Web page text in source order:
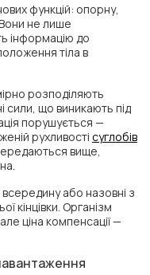
функцій: опорну,
не лише
інформацію до
тіла в
розподіляють
сили, що виникають під
порушується —
рухливості суглобів
вище,
або назовні з
кінцівки. Організм
ціна компенсації —